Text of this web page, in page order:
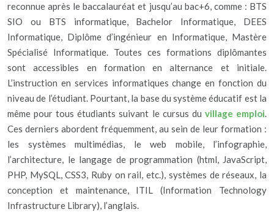
reconnue après le baccalauréat et jusqu’au bac+6, comme : BTS
SIO ou BTS informatique, Bachelor Informatique, DEES
Informatique, Diplôme d’ingénieur en Informatique, Mastère
Spécialisé Informatique. Toutes ces formations diplômantes
sont accessibles en formation en alternance et initiale.
L’instruction en services informatiques change en fonction du
niveau de l’étudiant. Pourtant, la base du système éducatif est la
même pour tous étudiants suivant le cursus du village emploi.
Ces derniers abordent fréquemment, au sein de leur formation :
les systèmes multimédias, le web mobile, l’infographie,
l’architecture, le langage de programmation (html, JavaScript,
PHP, MySQL, CSS3, Ruby on rail, etc.), systèmes de réseaux, la
conception et maintenance, ITIL (Information Technology
Infrastructure Library), l’anglais.